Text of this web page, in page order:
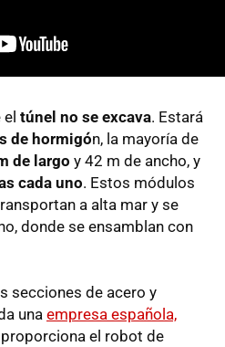
el túnel no se excava. Estará
de hormigón, la mayoría de
de largo y 42 m de ancho, y
cada uno. Estos módulos
a alta mar y se
donde se ensamblan con
secciones de acero y
una empresa española,
proporciona el robot de